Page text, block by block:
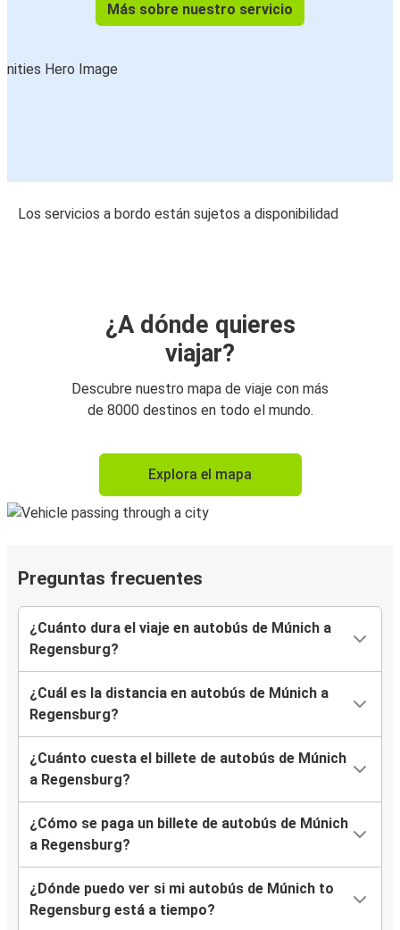
Más sobre nuestro servicio
Los servicios a bordo están sujetos a disponibilidad
¿A dónde quieres
viajar?
Descubre nuestro mapa de viaje con más
de 8000 destinos en todo el mundo.
Explora el mapa
Preguntas frecuentes
¿Cuánto dura el viaje en autobús de Múnich a
Regensburg?
¿Cuál es la distancia en autobús de Múnich a
Regensburg?
¿Cuánto cuesta el billete de autobús de Múnich
a Regensburg?
¿Cómo se paga un billete de autobús de Múnich
a Regensburg?
¿Dónde puedo ver si mi autobús de Múnich to
Regensburg está a tiempo?